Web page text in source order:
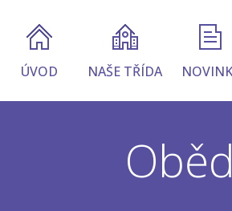
ÚVOD NAŠE TŘÍDA
Oběd